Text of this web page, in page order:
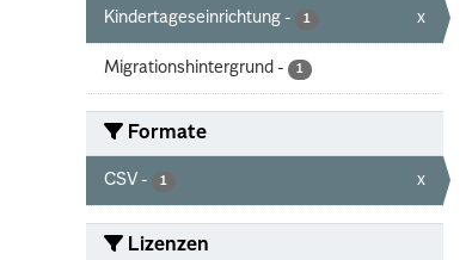
Kindertageseinrichtung - 1 x
Migrationshintergrund - 1
Formate
CSV - 1 x
Lizenzen